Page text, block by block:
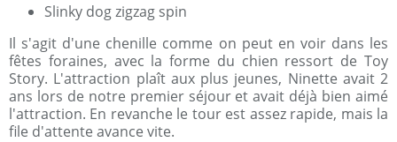
Slinky dog zigzag spin
Il s'agit d'une chenille comme on peut en voir dans les
fêtes foraines, avec la forme du chien ressort de Toy
Story. L'attraction plaît aux plus jeunes, Ninette avait 2
ans lors de notre premier séjour et avait déjà bien aimé
l'attraction. En revanche le tour est assez rapide, mais la
file d'attente avance vite.